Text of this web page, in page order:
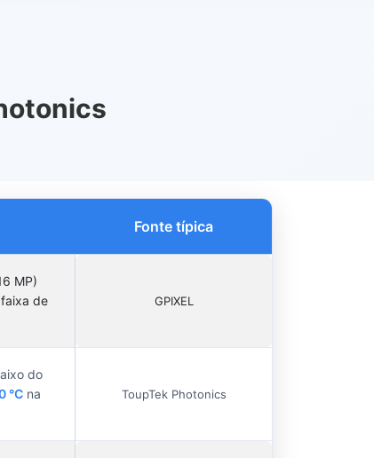
Fonte típica
MP)
de
GPIXEL
do
°Cna
ToupTek Photonics